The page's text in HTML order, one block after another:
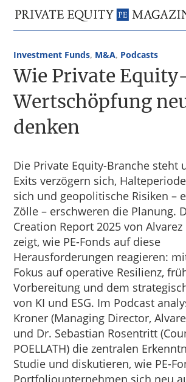
Hauptnavigation
Inhalt
Private
Equity
Das
für
die
Private
Equity-
Branche
–
Investment
I
M&A
I
Tax
Wie Private
Wertschöpfung
denken
Die Private Equity-Branche steht
Exits verzögern sich,
sich und geopolitische Risiken –
Zölle – erschweren die Planung.
Creation Report 2025 von
zeigt, wie PE-Fonds auf diese
Herausforderungen reagieren:
Fokus auf operative Resilienz,
Vorbereitung und dem
von KI und ESG. Im Podcast
Kroner (Managing Director,
und Dr. Sebastian Rosentritt
POELLATH) die zentralen
Studie und diskutieren, wie PE-
Portfoliounternehmen sich neu
Investment Funds, M&A, Podcasts